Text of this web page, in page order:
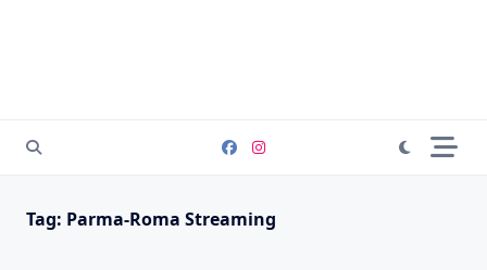
Tag: Parma-Roma Streaming